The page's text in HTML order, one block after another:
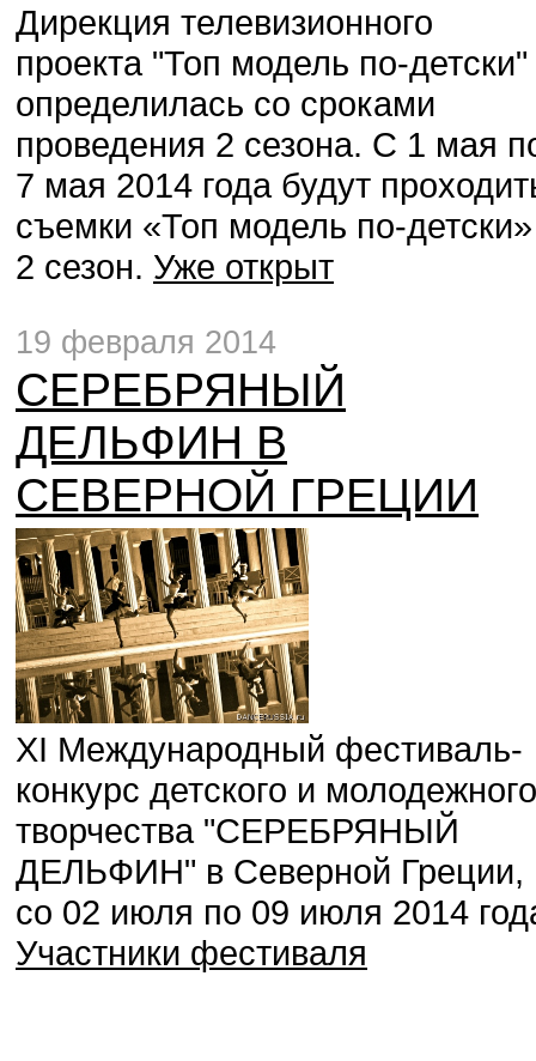
Дирекция телевизионного
проекта "Топ модель по-детски"
определилась со сроками
проведения 2 сезона. С 1 мая
7 мая 2014 года будут
съемки «Топ модель по-детски»
2 сезон. Уже открыт
19 февраля 2014
СЕРЕБРЯНЫЙ
ДЕЛЬФИН В
СЕВЕРНОЙ ГРЕЦИИ
XI Международный фестиваль-
конкурс детского и молодежного
творчества "СЕРЕБРЯНЫЙ
ДЕЛЬФИН" в Северной Греции,
со 02 июля по 09 июля 2014
Участники фестиваля